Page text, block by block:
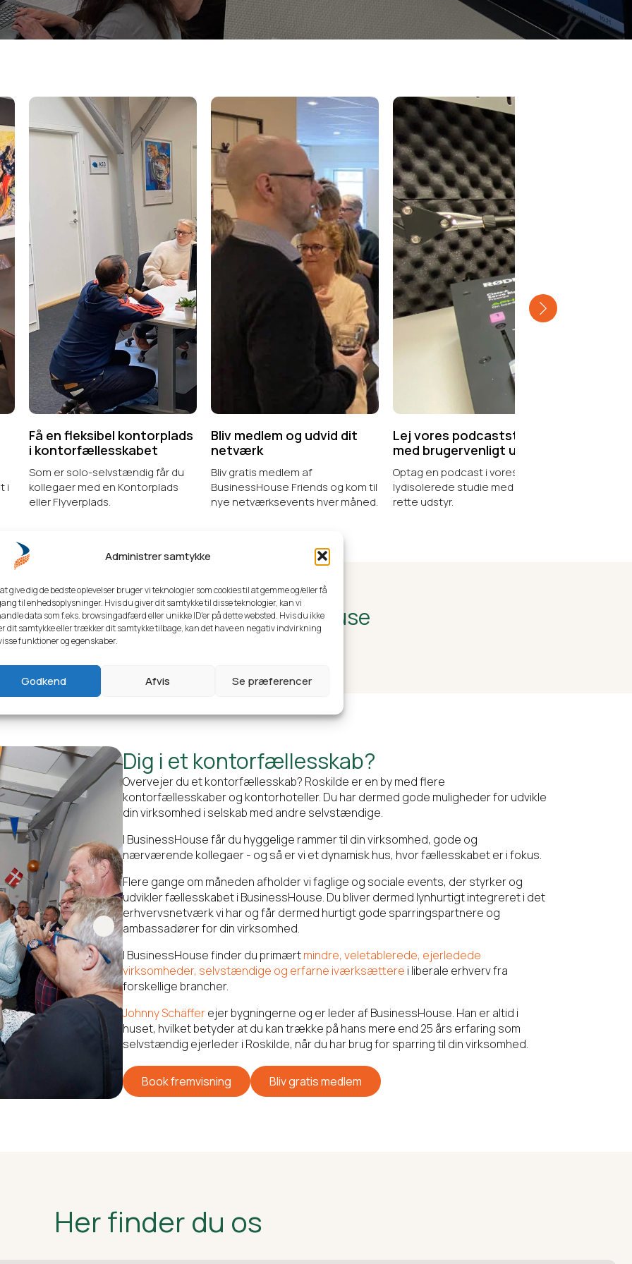
Administrer samtykke
give dig de bedste oplevelser bruger vi teknologier som cookies til at gemme og/eller få
til enhedsoplysninger. Hvis du giver dit samtykke til disse teknologier, kan vi
data som f.eks. browsingadfærd eller unikke ID'er på dette websted. Hvis du ikke
dit samtykke eller trækker dit samtykke tilbage, kan det have en negativ indvirkning
funktioner og egenskaber.
Godkend Afvis Se præferencer
fleksibel kontorplads
er solo-selvstændig får du
med en Kontorplads
Flyverplads.
Bliv medlem og udvid dit
netværk
Bliv gratis medlem af
BusinessHouse Friends og kom til
nye netværksevents hver måned.
Lej vores podcaststudie
med brugervenligt udstyr
Optag en podcast i vores
lydisolerede studie med det helt
rette udstyr.
vælger virksomheder BusinessHouse
hyggeligt!
Dig i et kontorfællesskab?
Overvejer du et kontorfællesskab? Roskilde er en by med flere
kontorfællesskaber og kontorhoteller. Du har dermed gode muligheder for udvikle
din virksomhed i selskab med andre selvstændige.
I BusinessHouse får du hyggelige rammer til din virksomhed, gode og
nærværende kollegaer - og så er vi et dynamisk hus, hvor fællesskabet er i fokus.
Flere gange om måneden afholder vi faglige og sociale events, der styrker og
udvikler fællesskabet i BusinessHouse. Du bliver dermed lynhurtigt integreret i det
erhvervsnetværk vi har og får dermed hurtigt gode sparringspartnere og
ambassadører for din virksomhed.
I BusinessHouse finder du primærtmindre, veletablerede, ejerledede
virksomheder, selvstændige og erfarne iværksættere i liberale erhverv fra
forskellige brancher.
Johnny Schäfferejer bygningerne og er leder af BusinessHouse. Han er altid i
huset, hvilket betyder at du kan trække på hans mere end 25 års erfaring som
selvstændig ejerleder i Roskilde, når du har brug for sparring til din virksomhed.
Book fremvisning Bliv gratis medlem
Her finder du os